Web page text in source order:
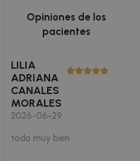
Opiniones de los
pacientes
LILIA
ADRIANA
CANALES
MORALES
2026-06-29
todo muy bien